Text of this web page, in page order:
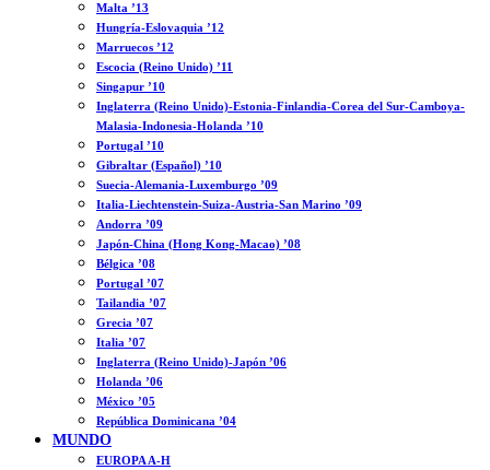
Malta ’13
Hungría-Eslovaquia ’12
Marruecos ’12
Escocia (Reino Unido) ’11
Singapur ’10
Inglaterra (Reino Unido)-Estonia-Finlandia-Corea del Sur-Camboya-
Malasia-Indonesia-Holanda ’10
Portugal ’10
Gibraltar (Español) ’10
Suecia-Alemania-Luxemburgo ’09
Italia-Liechtenstein-Suiza-Austria-San Marino ’09
Andorra ’09
Japón-China (Hong Kong-Macao) ’08
Bélgica ’08
Portugal ’07
Tailandia ’07
Grecia ’07
Italia ’07
Inglaterra (Reino Unido)-Japón ’06
Holanda ’06
México ’05
República Dominicana ’04
MUNDO
EUROPA A-H